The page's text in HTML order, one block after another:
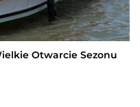
Otwarcie Sezonu